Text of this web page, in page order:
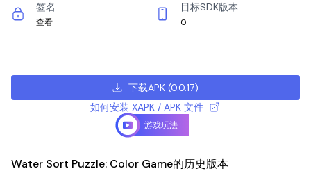
签名
查看
目标SDK版本
0
下载APK (0.0.17)
如何安装 XAPK / APK 文件
游戏玩法
Water Sort Puzzle: Color Game的历史版本